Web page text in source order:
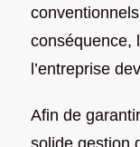
conséquence,
l’entreprise
Afin de
solide gestion